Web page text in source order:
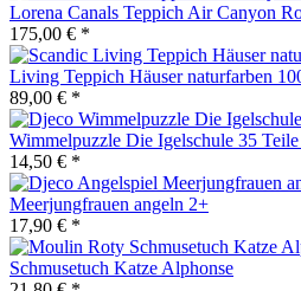
Lorena Canals Teppich Air Canyon
175,00 € *
Living Teppich Häuser naturfarben
89,00 € *
Wimmelpuzzle Die Igelschule 35
14,50 € *
Meerjungfrauen angeln 2+
17,90 € *
Schmusetuch Katze Alphonse